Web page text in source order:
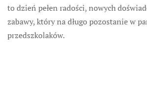
to dzień pełen radości, nowych
zabawy, który na długo pozostanie w
przedszkolaków.